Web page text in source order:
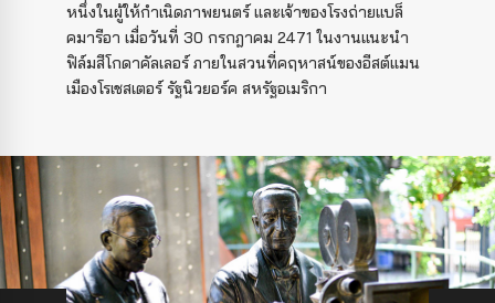
หนึ่งในผู้ให้กำเนิดภาพยนตร์ และเจ้าของโรงถ่ายแบล็
คมารีอา เมื่อวันที่ 30 กรกฎาคม 2471 ในงานแนะนำ
ฟิล์มสีโกดาคัลเลอร์ ภายในสวนที่คฤหาสน์ของอีสต์แมน
เมืองโรเชสเตอร์ รัฐนิวยอร์ค สหรัฐอเมริกา